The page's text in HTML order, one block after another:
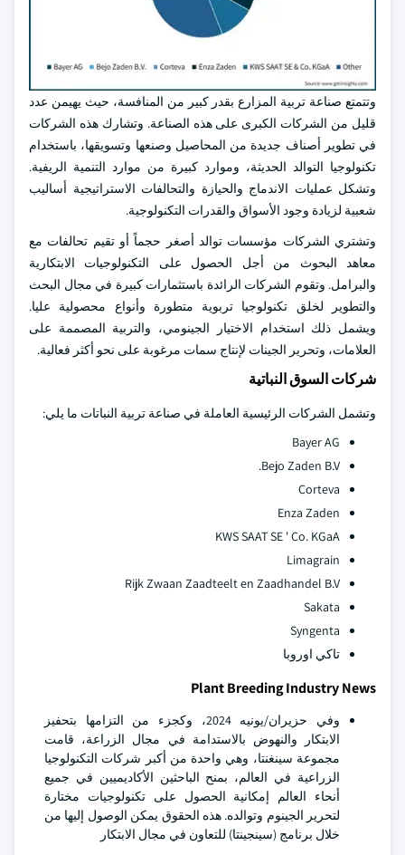
وتتمتع صناعة تربية المزارع بقدر كبير من المنافسة، حيث يهيمن عدد
قليل من الشركات الكبرى على هذه الصناعة. وتشارك هذه الشركات
في تطوير أصناف جديدة من المحاصيل وصنعها وتسويقها، باستخدام
تكنولوجيا التوالد الحديثة، وموارد كبيرة من موارد التنمية الريفية.
وتشكل عمليات الاندماج والحيازة والتحالفات الاستراتيجية أساليب
شعبية لزيادة وجود الأسواق والقدرات التكنولوجية.
وتشتري الشركات مؤسسات توالد أصغر حجماً أو تقيم تحالفات مع
معاهد البحوث من أجل الحصول على التكنولوجيات الابتكارية
والبرامل. وتقوم الشركات الرائدة باستثمارات كبيرة في مجال البحث
والتطوير لخلق تكنولوجيا تربوية متطورة وأنواع محصولية عليا.
ويشمل ذلك استخدام الاختيار الجينومي، والتربية المصممة على
العلامات، وتحرير الجينات لإنتاج سمات مرغوبة على نحو أكثر فعالية.
شركات السوق النباتية
وتشمل الشركات الرئيسية العاملة في صناعة تربية النباتات ما يلي:
Bayer AG
Bejo Zaden B.V.
Corteva
Enza Zaden
KWS SAAT SE ' Co. KGaA
Limagrain
Rijk Zwaan Zaadteelt en Zaadhandel B.V
Sakata
Syngenta
تاكي اوروبا
Plant Breeding Industry News
وفي حزيران/يونيه 2024، وكجزء من التزامها بتحفيز
الابتكار والنهوض بالاستدامة في مجال الزراعة، قامت
مجموعة سينغنتا، وهي واحدة من أكبر شركات التكنولوجيا
الزراعية في العالم، بمنح الباحثين الأكاديميين في جميع
أنحاء العالم إمكانية الحصول على تكنولوجيات مختارة
لتحرير الجينوم وتوالده. هذه الحقوق يمكن الوصول إليها من
خلال برنامج (سينجينتا) للتعاون في مجال الابتكار